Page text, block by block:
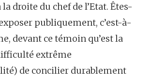
droite du chef de l’Etat. Êtes-
publiquement, c’est-à-
devant ce témoin qu’est la
extrême
de concilier durablement